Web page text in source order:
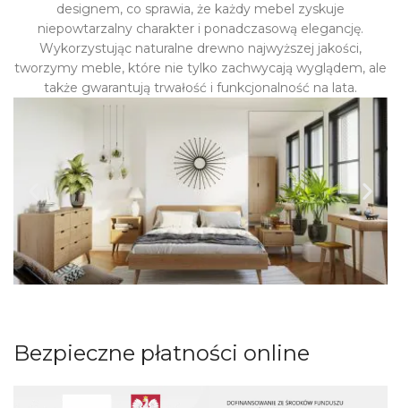
designem, co sprawia, że każdy mebel zyskuje
niepowtarzalny charakter i ponadczasową elegancję.
Wykorzystując naturalne drewno najwyższej jakości,
tworzymy meble, które nie tylko zachwycają wyglądem, ale
także gwarantują trwałość i funkcjonalność na lata.
Bezpieczne płatności online